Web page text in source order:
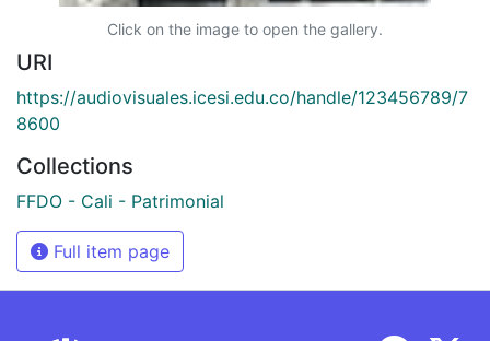
Click on the image to open the gallery.
URI
https://audiovisuales.icesi.edu.co/handle/123456789/7
8600
Collections
FFDO - Cali - Patrimonial
Full item page